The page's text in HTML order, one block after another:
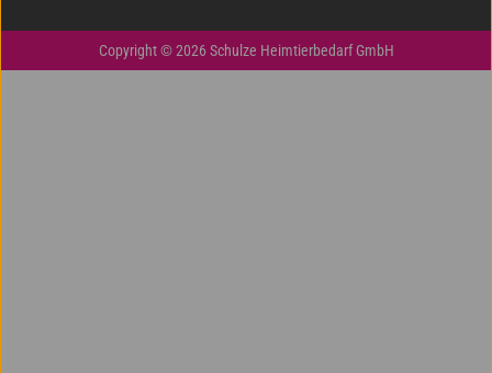
Copyright © 2026 Schulze Heimtierbedarf GmbH